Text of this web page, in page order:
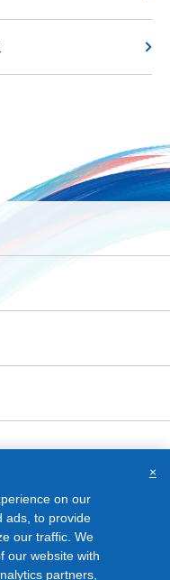
on our
ads, to provide
our traffic. We
our website with
partners,
×